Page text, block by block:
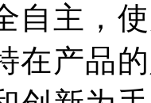
自主，
在产品